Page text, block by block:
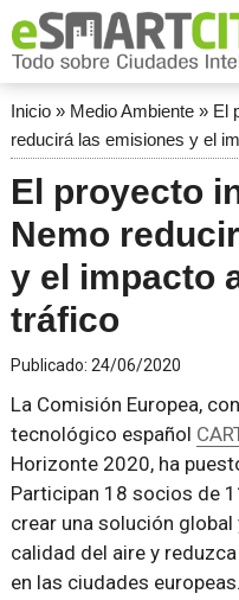
Inicio» Medio Ambiente» El
reducirá las emisiones y el
El proyecto
Nemo
y el impacto
tráfico
Publicado: 24/06/2020
La Comisión Europea,
tecnológico español
Horizonte 2020, ha
Participan 18 socios de
crear una solución
calidad del aire y
en las ciudades europeas.